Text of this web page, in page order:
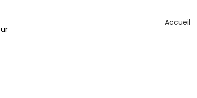
Accueil